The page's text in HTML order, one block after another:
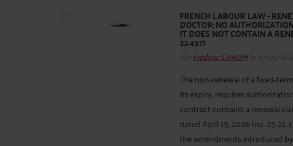
FRENCH LABOUR LAW -
DOCTOR: NO
IT DOES NOT CONTAIN A
22.437)
Par Frédéric CHHUMle 10/05/
The non-renewal of a fixed-
its expiry, requires
contract contains a renewal
dated April 15, 2026 (no. 23-
the amendments introduced